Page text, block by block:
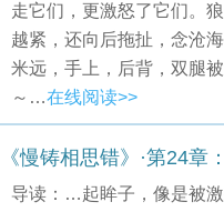
走它们，更激怒了它们。
越紧，还向后拖扯，念沧
米远，手上，后背，双腿
～…在线阅读>>
《慢铸相思错》·第24章
导读：…起眸子，像是被